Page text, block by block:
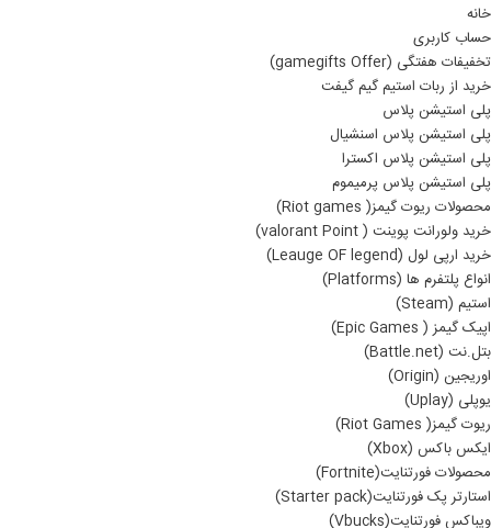
خانه
حساب کاربری
تخفیفات هفتگی (gamegifts Offer)
خرید از ربات استیم گیم گیفت
پلی استیشن پلاس
پلی استیشن پلاس اسنشیال
پلی استیشن پلاس اکسترا
پلی استیشن پلاس پرمیموم
محصولات ریوت گیمز( Riot games)
خرید ولورانت پوینت ( valorant Point)
خرید ارپی لول (Leauge OF legend)
انواع پلتفرم ها (Platforms)
استیم (Steam)
اپیک گیمز ( Epic Games)
بتل.نت (Battle.net)
اوریجین (Origin)
یوپلی (Uplay)
ریوت گیمز( Riot Games)
ایکس باکس (Xbox)
محصولات فورتنایت(Fortnite)
استارتر پک فورتنایت(Starter pack)
ویباکس فورتنایت(Vbucks)